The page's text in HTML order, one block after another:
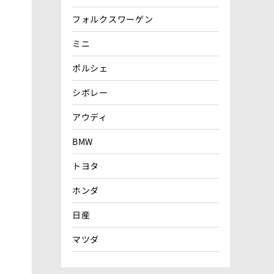
フォルクスワーゲン
ミニ
ポルシェ
シボレー
アウディ
BMW
トヨタ
ホンダ
日産
マツダ